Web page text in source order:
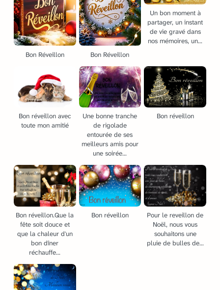
Bon Réveillon Bon Réveillon
Un bon moment à
partager, un instant
de vie gravé dans
nos mémoires, un...
Bon réveillon avec
toute mon amitié
Une bonne tranche
de rigolade
entourée de ses
meilleurs amis pour
une soirée...
Bon réveillon
Bon réveillon.Que la
fête soit douce et
que la chaleur d'un
bon dîner
réchauffe...
Bon réveillon
Pour le reveillon de
Noël, nous vous
souhaitons une
pluie de bulles de...